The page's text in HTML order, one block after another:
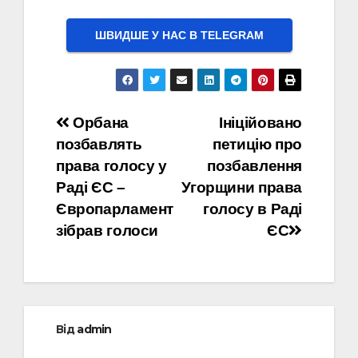
ШВИДШЕ У НАС В ТELEGRAM
Навігація
записів
Ініційовано
петицію про
позбавлення
Угорщини права
голосу в Раді
ЄС
Орбана
позбавлять
права голосу у
Раді ЄС –
Європарламент
зібрав голоси
Відadmin